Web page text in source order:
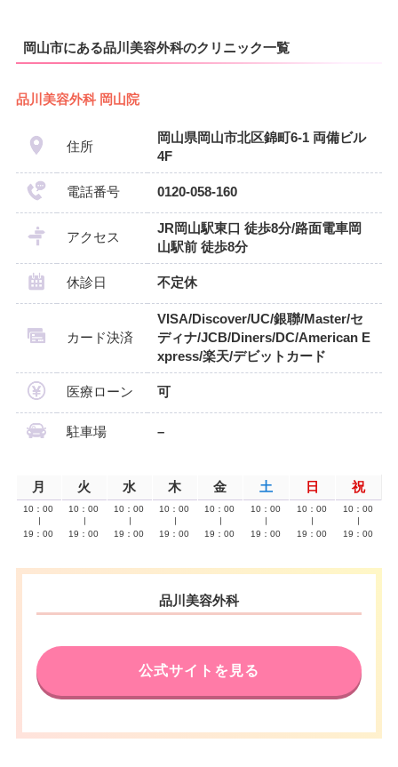
岡山市にある品川美容外科のクリニック一覧
品川美容外科 岡山院
住所
岡山県岡山市北区錦町6-1 両備ビル
4F
電話番号 0120-058-160
アクセス
JR岡山駅東口 徒歩8分/路面電車岡
山駅前 徒歩8分
休診日 不定休
カード決済
VISA/Discover/UC/銀聯/Master/セ
ディナ/JCB/Diners/DC/American E
xpress/楽天/デビットカード
医療ローン 可
駐車場 –
月 火 水 木 金 土 日 祝
10：00
19：00
10：00
19：00
10：00
19：00
10：00
19：00
10：00
19：00
10：00
19：00
10：00
19：00
10：00
19：00
品川美容外科
公式サイトを見る